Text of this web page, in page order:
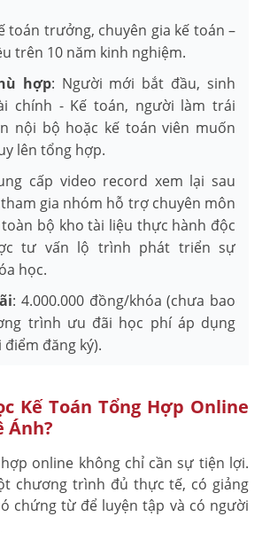
toán trưởng, chuyên gia kế toán –
trên 10 năm kinh nghiệm.
hợp: Người mới bắt đầu, sinh
chính - Kế toán, người làm trái
nội bộ hoặc kế toán viên muốn
lên tổng hợp.
cấp video record xem lại sau
gia nhóm hỗ trợ chuyên môn
bộ kho tài liệu thực hành độc
tư vấn lộ trình phát triển sự
học.
: 4.000.000 đồng/khóa (chưa bao
trình ưu đãi học phí áp dụng
đăng ký).
Kế Toán Tổng Hợp Online
Ánh?
online không chỉ cần sự tiện lợi.
chương trình đủ thực tế, có giảng
chứng từ để luyện tập và có người